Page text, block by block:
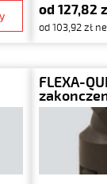
od 127,82
od 103,92 zł
FLEXA-